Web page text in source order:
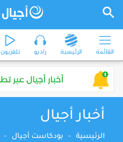
القائمة الرئيسية راديو تلفزيون
أخبار أجيال
الرئيسية - بودكاست أجيال -